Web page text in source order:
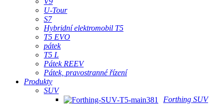
U-Tour
S7
Hybridní elektromobil T5
T5 EVO
pátek
T5 L
Pátek REEV
Pátek, pravostranné řízení
Produkty
SUV
Forthing SUV